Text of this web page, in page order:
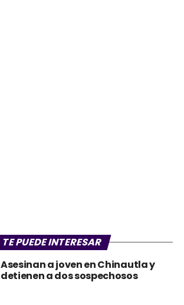
TE PUEDE INTERESAR
Asesinan a joven en Chinautla y
detienen a dos sospechosos